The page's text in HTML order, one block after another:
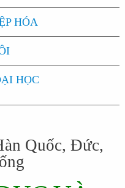
HÓA
HỌC
Quốc, Đức,